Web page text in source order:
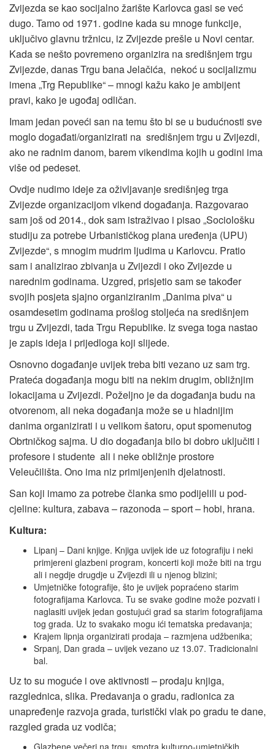
Zvijezda se kao socijalno žarište Karlovca gasi se već
dugo. Tamo od 1971. godine kada su mnoge funkcije,
uključivo glavnu tržnicu, iz Zvijezde prešle u Novi centar.
Kada se nešto povremeno organizira na središnjem trgu
Zvijezde, danas Trgu bana Jelačića, nekoć u socijalizmu
imena „Trg Republike“ – mnogi kažu kako je ambijent
pravi, kako je ugođaj odličan.
Imam jedan poveći san na temu što bi se u budućnosti sve
moglo događati/organizirati na središnjem trgu u Zvijezdi,
ako ne radnim danom, barem vikendima kojih u godini ima
više od pedeset.
Ovdje nudimo ideje za oživljavanje središnjeg trga
Zvijezde organizacijom vikend događanja. Razgovarao
sam još od 2014., dok sam istraživao i pisao „Sociološku
studiju za potrebe Urbanističkog plana uređenja (UPU)
Zvijezde“, s mnogim mudrim ljudima u Karlovcu. Pratio
sam i analizirao zbivanja u Zvijezdi i oko Zvijezde u
narednim godinama. Uzgred, prisjetio sam se također
svojih posjeta sjajno organiziranim „Danima piva“ u
osamdesetim godinama prošlog stoljeća na središnjem
trgu u Zvijezdi, tada Trgu Republike. Iz svega toga nastao
je zapis ideja i prijedloga koji slijede.
Osnovno događanje uvijek treba biti vezano uz sam trg.
Prateća događanja mogu biti na nekim drugim, obližnjim
lokacijama u Zvijezdi. Poželjno je da događanja budu na
otvorenom, ali neka događanja može se u hladnijim
danima organizirati i u velikom šatoru, oput spomenutog
Obrtničkog sajma. U dio događanja bilo bi dobro uključiti i
profesore i studente ali i neke obližnje prostore
Veleučilišta. Ono ima niz primijenjenih djelatnosti.
San koji imamo za potrebe članka smo podijelili u pod-
cjeline: kultura, zabava – razonoda – sport – hobi, hrana.
Kultura:
Lipanj – Dani knjige. Knjiga uvijek ide uz fotografiju i neki
primjereni glazbeni program, koncerti koji može biti na trgu
ali i negdje drugdje u Zvijezdi ili u njenog blizini;
Umjetničke fotografije, što je uvijek popraćeno starim
fotografijama Karlovca. Tu se svake godine može pozvati i
naglasiti uvijek jedan gostujući grad sa starim fotografijama
tog grada. Uz to svakako mogu ići tematska predavanja;
Krajem lipnja organizirati prodaja – razmjena udžbenika;
Srpanj, Dan grada – uvijek vezano uz 13.07. Tradicionalni
bal.
Uz to su moguće i ove aktivnosti – prodaju knjiga,
razglednica, slika. Predavanja o gradu, radionica za
unapređenje razvoja grada, turistički vlak po gradu te dane,
razgled grada uz vodiča;